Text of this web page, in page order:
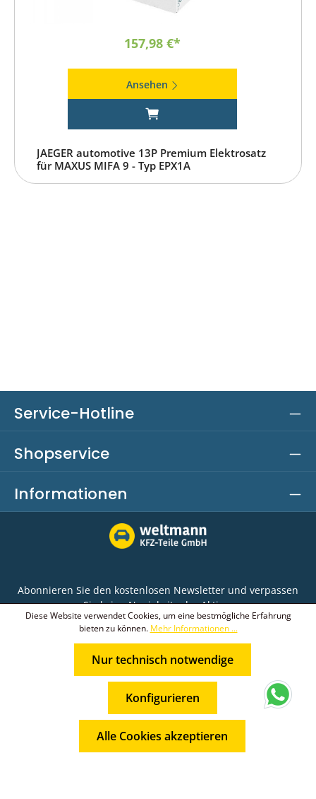
157,98 €*
Ansehen
JAEGER automotive 13P Premium Elektrosatz
für MAXUS MIFA 9 - Typ EPX1A
Service-Hotline
Shopservice
Informationen
Abonnieren Sie den kostenlosen Newsletter und verpassen
Sie keine Neuigkeit oder Aktion.
E-Mail-Adresse*
Datenschutzbestimmungenzur
Kenntnis genommen und dieAGBgelesen und bin
mit ihnen einverstanden.
Die mit einem Stern (*) markierten Felder sind
© 2026 Weltmann KFZ-Teile GmbH
* Alle Preise inkl. gesetzl. Mehrwertsteuer zzgl.
und ggf. Nachnahmegebühren, wenn nicht
anders angegeben.
Diese Website verwendet Cookies, um eine bestmögliche Erfahrung
bieten zu können. Mehr Informationen ...
Nur technisch notwendige
Konfigurieren
Alle Cookies akzeptieren